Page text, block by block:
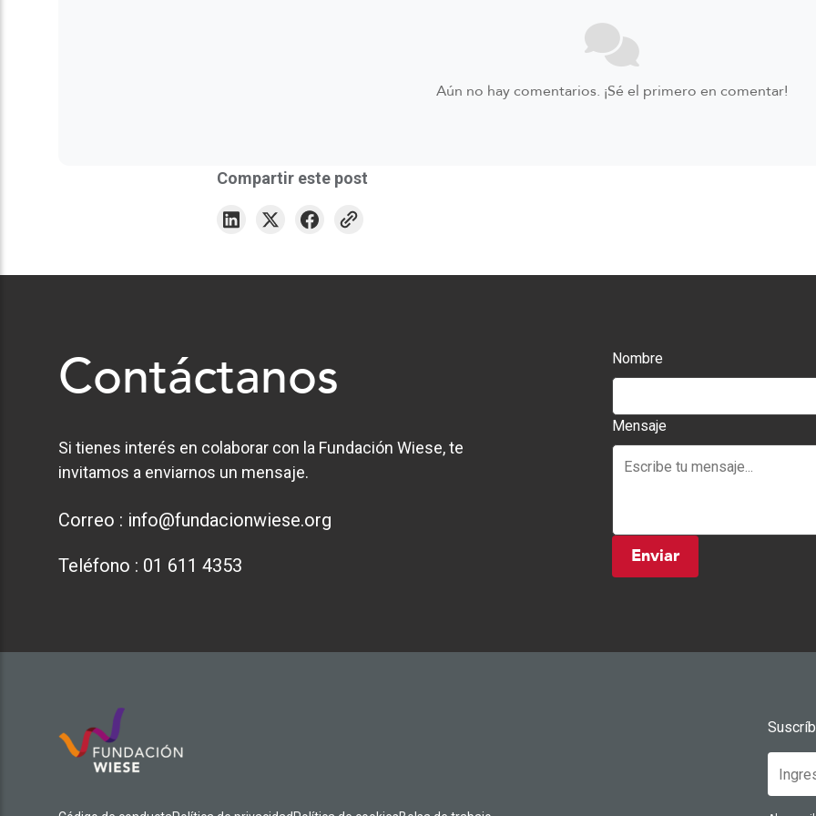
Aún no hay comentarios. ¡Sé el primero en comentar!
Compartir este post
Contáctanos
Si tienes interés en colaborar con la Fundación Wiese, te
invitamos a enviarnos un mensaje.
Correo : info@fundacionwiese.org
Teléfono : 01 611 4353
Nombre
Mensaje
Enviar